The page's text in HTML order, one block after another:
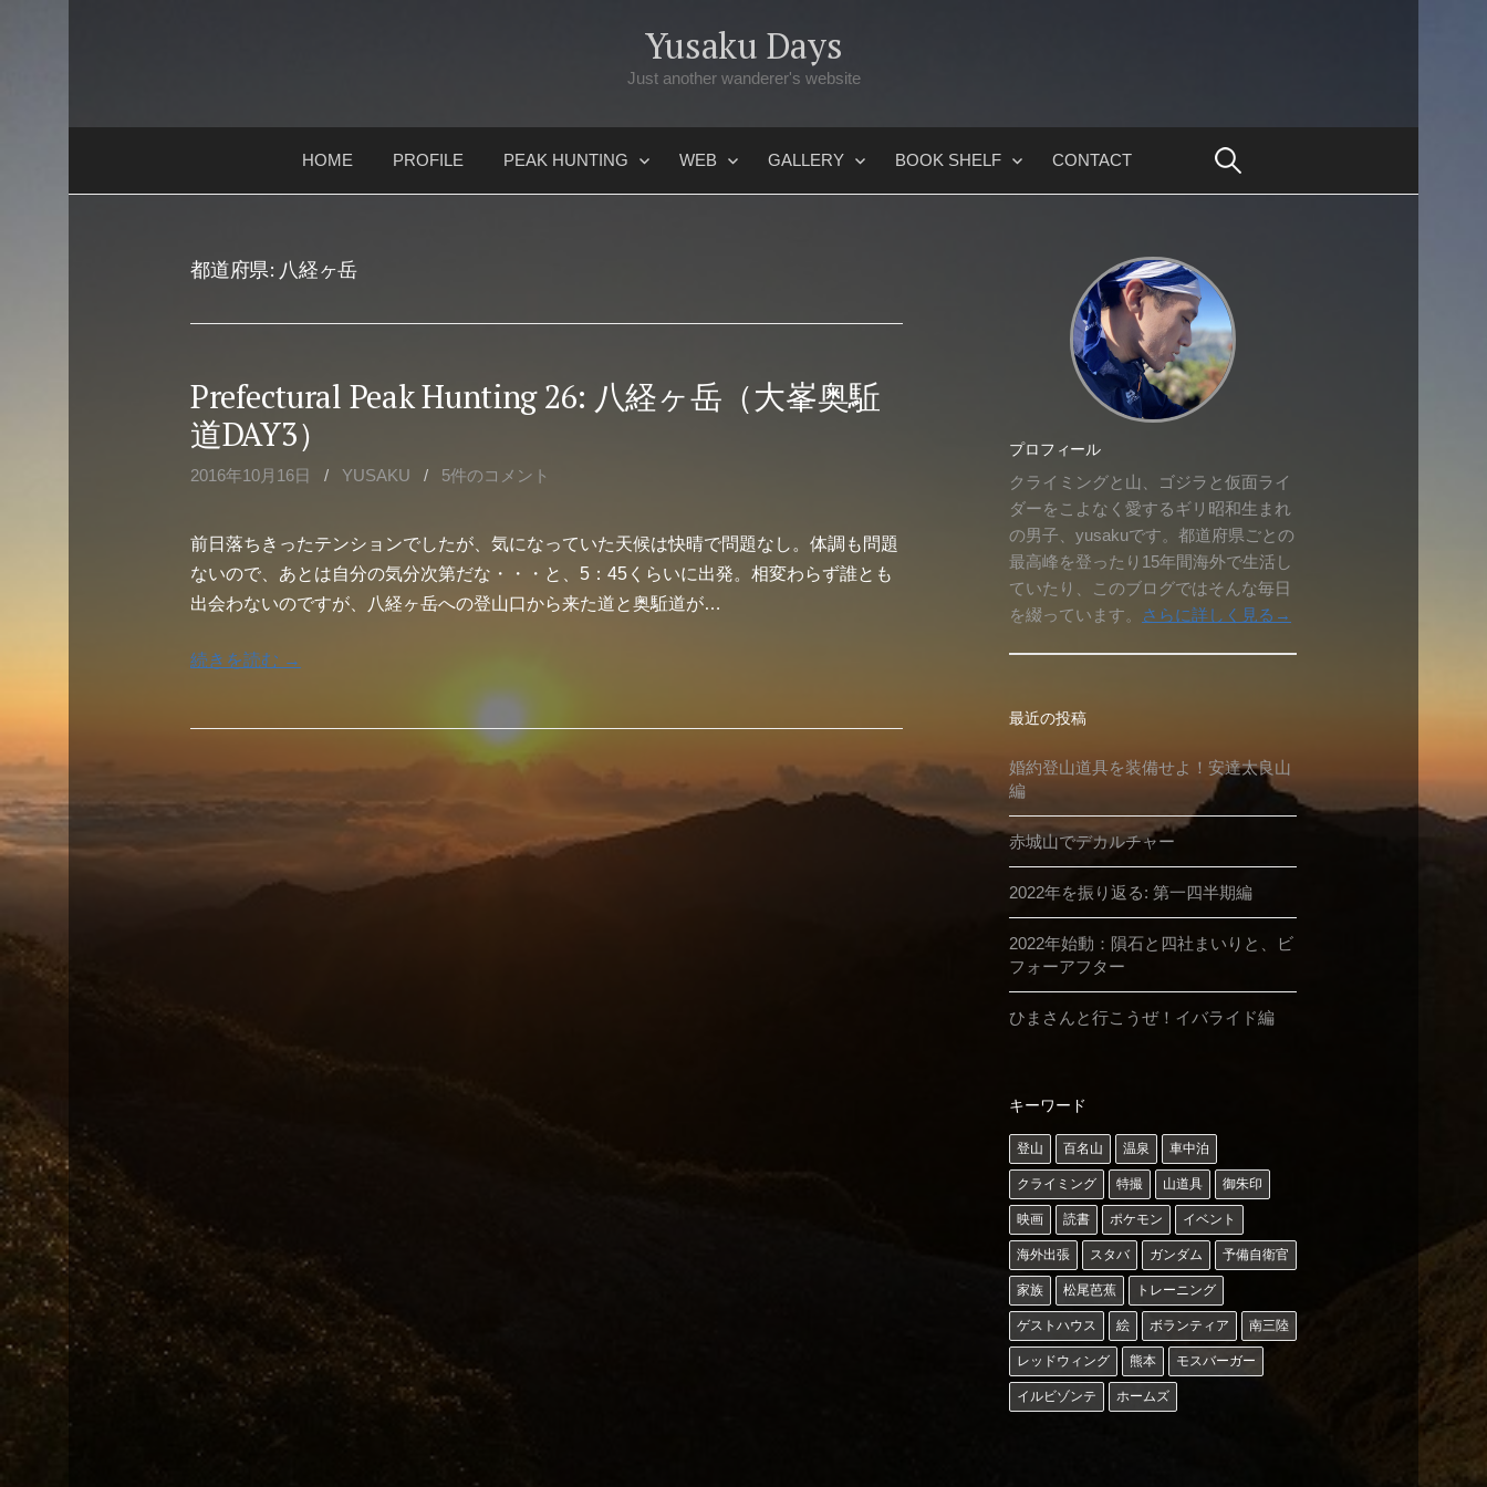
ツ
ス
Yusaku Days
Just another wanderer's website
HOME PROFILE PEAK HUNTING WEB GALLERY BOOK SHELF CONTACT
都道府県: 八経ヶ岳
Prefectural Peak Hunting 26: 八経ヶ岳（大峯奥駈
道DAY3）
2016年10月16日 / YUSAKU / 5件のコメント
前日落ちきったテンションでしたが、気になっていた天候は快晴で問題なし。体調も問題
ないので、あとは自分の気分次第だな・・・と、5：45くらいに出発。相変わらず誰とも
出会わないのですが、八経ヶ岳への登山口から来た道と奥駈道が…
続きを読む →
プロフィール
クライミングと山、ゴジラと仮面ライ
ダーをこよなく愛するギリ昭和生まれ
の男子、yusakuです。都道府県ごとの
最高峰を登ったり15年間海外で生活し
ていたり、このブログではそんな毎日
を綴っています。
さらに詳しく見る→
最近の投稿
婚約登山道具を装備せよ！安達太良山
編
赤城山でデカルチャー
2022年を振り返る: 第一四半期編
2022年始動：隕石と四社まいりと、ビ
フォーアフター
ひまさんと行こうぜ！イバライド編
キーワード
登山 百名山 温泉 車中泊
クライミング 特撮 山道具 御朱印
映画 読書 ポケモン イベント
海外出張 スタバ ガンダム 予備自衛官
家族 松尾芭蕉 トレーニング
ゲストハウス 絵 ボランティア 南三陸
レッドウィング 熊本 モスバーガー
イルビゾンテ ホームズ